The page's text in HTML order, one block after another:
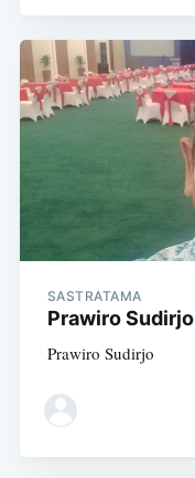
SASTRATAMA
Prawiro Sudirjo
Prawiro Sudirjo